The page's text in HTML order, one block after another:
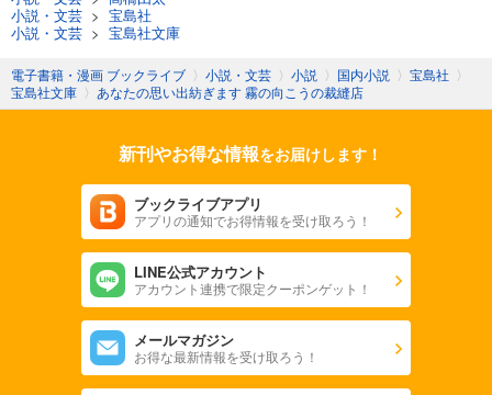
小説・文芸 > 宝島社
小説・文芸 > 宝島社文庫
電子書籍・漫画 ブックライブ 〉 小説・文芸 〉 小説 〉 国内小説 〉 宝島社 〉
宝島社文庫 〉 あなたの思い出紡ぎます 霧の向こうの裁縫店
新刊やお得な情報をお届けします！
ブックライブアプリ
アプリの通知でお得情報を受け取ろう！
LINE公式アカウント
アカウント連携で限定クーポンゲット！
メールマガジン
お得な最新情報を受け取ろう！